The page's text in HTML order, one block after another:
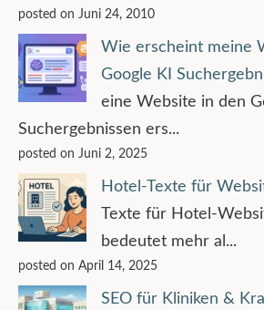
posted on Juni 24, 2010
Wie erscheint meine
Google KI
eine Website in den
Suchergebnissen ers...
posted on Juni 2, 2025
Hotel-Texte für
Texte für Hotel-
bedeutet mehr al...
posted on April 14, 2025
SEO für Kliniken &